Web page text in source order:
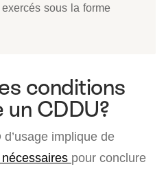
sous la forme
conditions
CDDU?
implique de
pour conclure